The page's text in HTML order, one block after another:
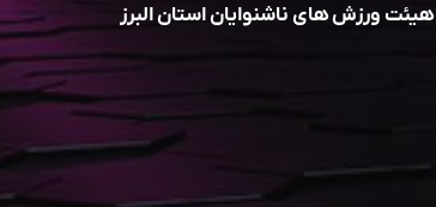
ورزش های ناشنوایان استان البرز